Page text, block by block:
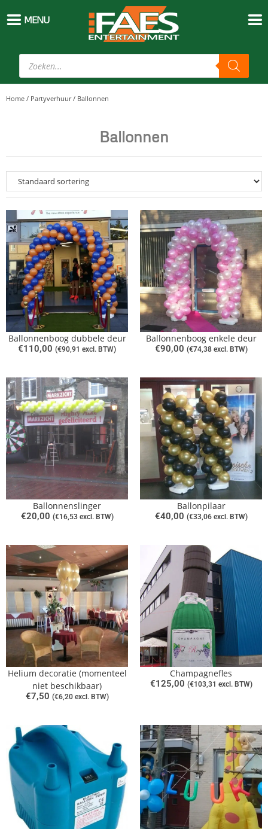
Home / Partyverhuur/ Ballonnen
Ballonnen
Ballonnenboog dubbele deur
€110,00 (€90,91 excl. BTW)
Ballonnenboog enkele deur
€90,00 (€74,38excl. BTW)
Ballonnenslinger
€20,00 (€16,53excl. BTW)
Ballonpilaar
€40,00 (€33,06excl. BTW)
Helium decoratie (momenteel
niet beschikbaar)
€7,50 (€6,20excl. BTW)
Champagnefles
€125,00 (€103,31 excl. BTW)
MENU